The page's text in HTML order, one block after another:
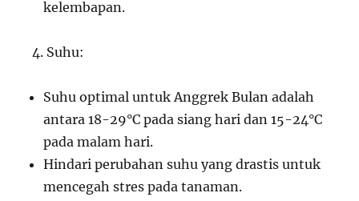
kelembapan.
Suhu:
Suhu optimal untuk Anggrek Bulan adalah
antara 18-29°C pada siang hari dan 15-24°C
pada malam hari.
Hindari perubahan suhu yang drastis untuk
mencegah stres pada tanaman.